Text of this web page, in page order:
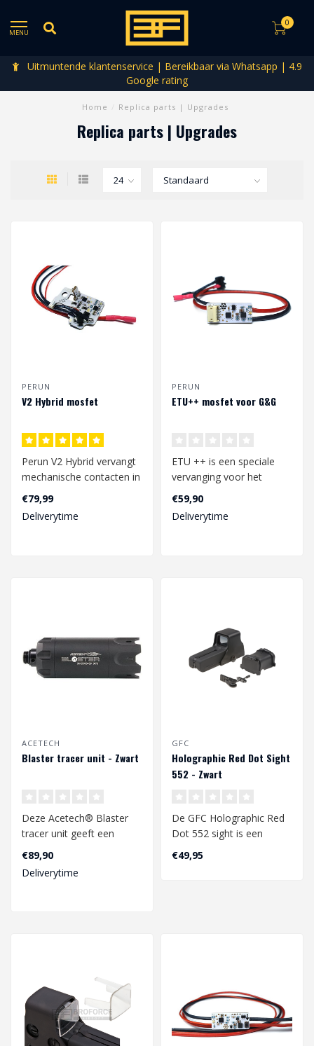
MENU
0
Uitmuntende klantenservice | Bereikbaar via Whatsapp | 4.9
Google rating
Home Replica parts | Upgrades
Replica parts | Upgrades
PERUN
V2 Hybrid mosfet
Perun V2 Hybrid vervangt
mechanische contacten in
je airsoft replica of
gelblast..
€79,99
Deliverytime
PERUN
ETU++ mosfet voor G&G
ETU ++ is een speciale
vervanging voor het
elektronische bord van
G&G ETU. Het v..
€59,90
Deliverytime
ACETECH
Blaster tracer unit - Zwart
Deze Acetech® Blaster
tracer unit geeft een
realistisch effect aan je
airsoft r..
€89,90
Deliverytime
GFC
Holographic Red Dot Sight
552 - Zwart
De GFC Holographic Red
Dot 552 sight is een
replica van de befaamde
EOTECH sight..
€49,95